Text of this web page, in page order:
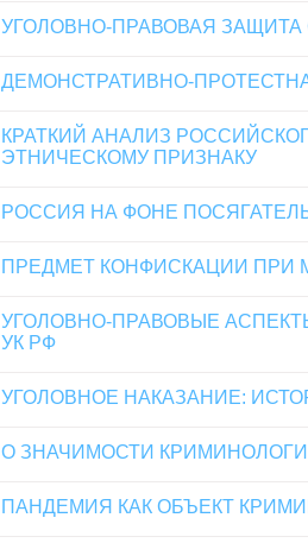
УГОЛОВНО-ПРАВОВАЯ
ДЕМОНСТРАТИВНО-
КРАТКИЙ АНАЛИЗ
ЭТНИЧЕСКОМУ ПРИЗНАКУ
РОССИЯ НА ФОНЕ
ПРЕДМЕТ КОНФИСКАЦИИ ПРИ
УГОЛОВНО-ПРАВОВЫЕ
УК РФ
УГОЛОВНОЕ НАКАЗАНИЕ:
О ЗНАЧИМОСТИ
ПАНДЕМИЯ КАК ОБЪЕКТ